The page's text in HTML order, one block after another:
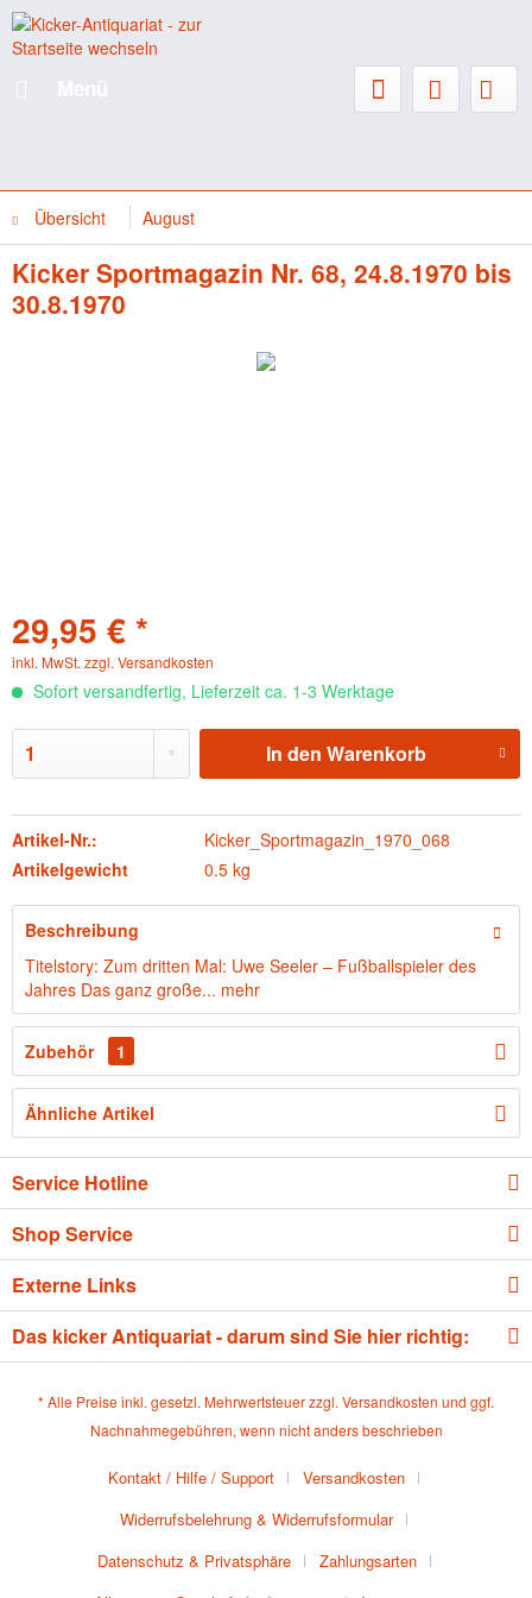
Übersicht August
Kicker Sportmagazin Nr. 68, 24.8.1970 bis
30.8.1970
29,95 € *
inkl. MwSt. zzgl. Versandkosten
Sofort versandfertig, Lieferzeit ca. 1-3 Werktage
In den Warenkorb
Artikel-Nr.:
Kicker_Sportmagazin_1970_068
Artikelgewicht
0.5 kg
Beschreibung
Titelstory: Zum dritten Mal: Uwe Seeler – Fußballspieler des
Jahres Das ganz große... mehr
Zubehör 1
Ähnliche Artikel
Service Hotline
Shop Service
Externe Links
Das kicker Antiquariat - darum sind Sie hier richtig:
* Alle Preise inkl. gesetzl. Mehrwertsteuer zzgl. Versandkosten und ggf.
Nachnahmegebühren, wenn nicht anders beschrieben
Kontakt / Hilfe / Support
Versandkosten
Widerrufsbelehrung & Widerrufsformular
Datenschutz & Privatsphäre
Zahlungsarten